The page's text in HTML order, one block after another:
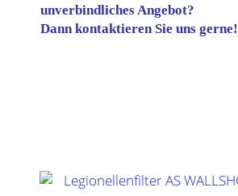
unverbindliches Angebot?
Dann kontaktieren Sie uns gerne!